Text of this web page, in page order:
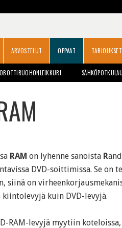
ARVOSTELUT OPPAAT TARJOUKSET
RAM on lyhenne sanoista R
DVD-soittimissa. Se on
siinä on
kiintolevyjä kuin DVD-levyjä.
RAM-levyjä myytiin